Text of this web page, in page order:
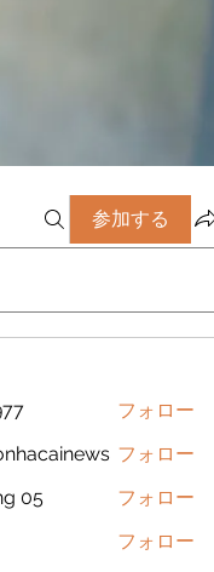
参加する
フォロー
フォロー
05
フォロー
フォロー